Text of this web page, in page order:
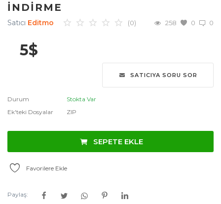
Giriş Yap
Üye Ol
العربية
Deutsch
İNDIRME
Satıcı Editmo 0
(0) 0
258
5$
SATICIYA SORU SOR
Durum
Stokta Var
Ek'teki Dosyalar
ZIP
SEPETE EKLE
Favorilere Ekle
Paylaş: